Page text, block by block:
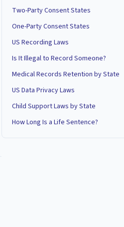
Two-Party Consent States
One-Party Consent States
US Recording Laws
Is It Illegal to Record Someone?
Medical Records Retention by State
US Data Privacy Laws
Child Support Laws by State
How Long Is a Life Sentence?